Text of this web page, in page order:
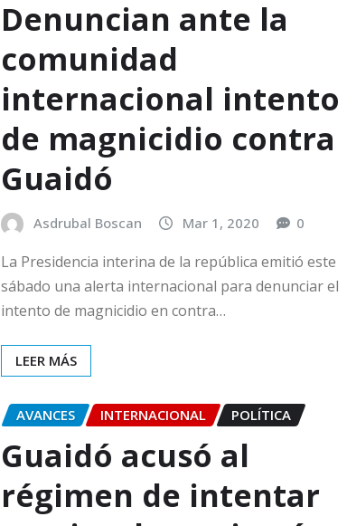
Denuncian ante la
comunidad
internacional intento
de magnicidio contra
Guaidó
Asdrubal Boscan Mar 1, 2020 0
La Presidencia interina de la república emitió este
sábado una alerta internacional para denunciar el
intento de magnicidio en contra…
LEER MÁS
AVANCES INTERNACIONAL POLÍTICA
Guaidó acusó al
régimen de intentar